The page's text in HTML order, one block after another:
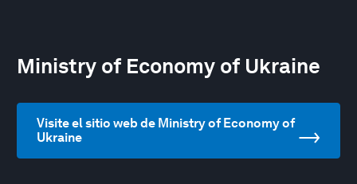
Ministry of Economy of Ukraine
Visite el sitio web de Ministry of Economy of
Ukraine